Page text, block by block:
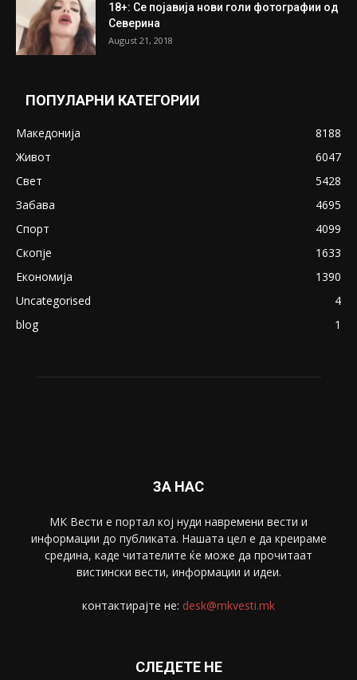
18+: Се појавија нови голи фотографии од
Северина
August 21, 2018
ПОПУЛАРНИ КАТЕГОРИИ
Македонија
8188
Живот
6047
Свет
5428
Забава
4695
Спорт
4099
Скопје
1633
Економија
1390
Uncategorised
4
blog
1
ЗА НАС
МК Вести е портал коj нуди навремени вести и
информации до публиката. Нашата цел е да креираме
средина, каде читателите ќе може да прочитаат
вистински вести, информации и идеи.
контактирајте не: desk@mkvesti.mk
СЛЕДЕТЕ НЕ